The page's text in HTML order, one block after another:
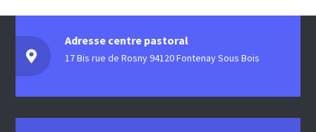
Adresse centre pastoral
17 Bis rue de Rosny 94120 Fontenay Sous Bois